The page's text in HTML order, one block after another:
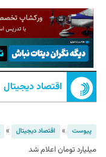
اقتصاد دیجیتال
پیوست » اقتصاد دیجیتال »
میلیارد تومان اعلام شد